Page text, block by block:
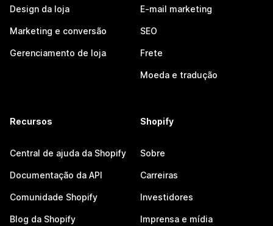
Design da loja
Marketing e conversão
Gerenciamento de loja
E-mail marketing
SEO
Frete
Moeda e tradução
Recursos
Central de ajuda da Shopify
Documentação da API
Comunidade Shopify
Blog da Shopify
Shopify
Sobre
Carreiras
Investidores
Imprensa e mídia